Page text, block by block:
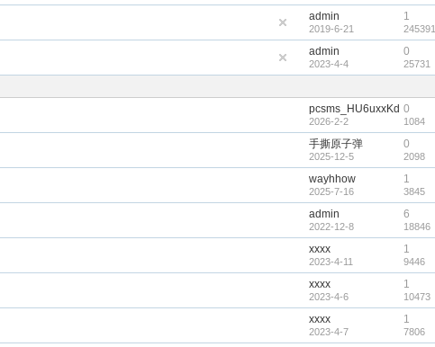
admin
2019-6-21
1
245391
admin
2023-4-4
0
25731
pcsms_HU6uxxKd
2026-2-2
0
1084
手撕原子弹
2025-12-5
0
2098
wayhhow
2025-7-16
1
3845
admin
2022-12-8
6
18846
xxxx
2023-4-11
1
9446
xxxx
2023-4-6
1
10473
xxxx
2023-4-7
1
7806